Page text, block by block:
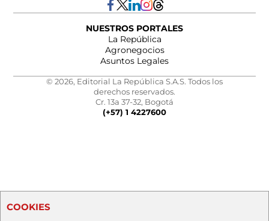
NUESTROS PORTALES
La República
Agronegocios
Asuntos Legales
© 2026, Editorial La República S.A.S. Todos los
derechos reservados.
Cr. 13a 37-32, Bogotá
(+57) 1 4227600
COOKIES